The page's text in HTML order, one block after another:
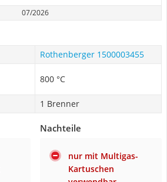
07/2026
Rothenberger 1500003455
800 °C
1 Brenner
Nachteile
nur mit Multigas-
Kartuschen